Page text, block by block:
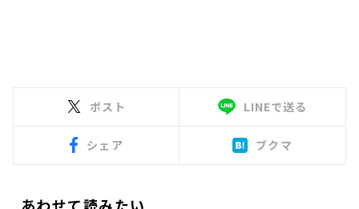
ポスト LINEで送る
シェア ブクマ
あわせて読みたい